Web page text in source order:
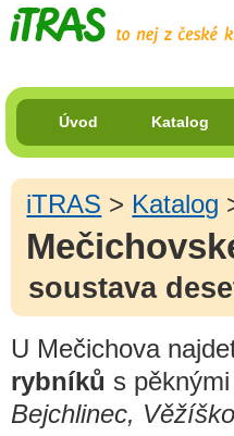
Úvod Katalog
iTRAS > Katalog
soustava
U Mečichova
rybníků s
Bejchlinec,